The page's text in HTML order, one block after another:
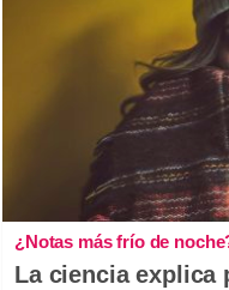
¿Notas más frío de
La ciencia explica